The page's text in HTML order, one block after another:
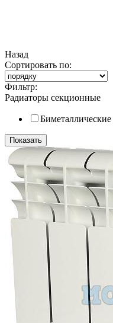
Назад
Сортировать по:
Фильтр:
Радиаторы секционные
Биметаллические
Показать